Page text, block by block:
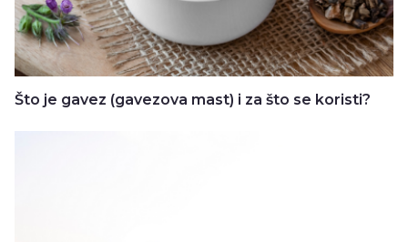
Što je gavez (gavezova mast) i za što se koristi?